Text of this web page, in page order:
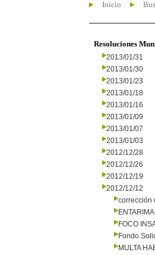
Inicio
Resoluciones
2013/01/31
2013/01/30
2013/01/23
2013/01/18
2013/01/16
2013/01/09
2013/01/07
2013/01/03
2012/12/28
2012/12/26
2012/12/19
2012/12/12
corrección
FOCO
Fondo
MULTA